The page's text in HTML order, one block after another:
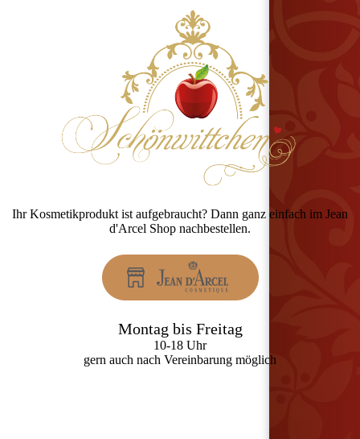
Ihr Kosmetikprodukt ist aufgebraucht? Dann ganz einfach im Jean
d'Arcel Shop nachbestellen.
Montag bis Freitag
10-18 Uhr
gern auch nach Vereinbarung möglich